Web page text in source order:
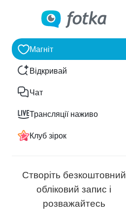
Магніт
Відкривай
Чат
Трансляції наживо
Клуб зірок
Створіть безкоштовний
обліковий запис і
розважайтесь